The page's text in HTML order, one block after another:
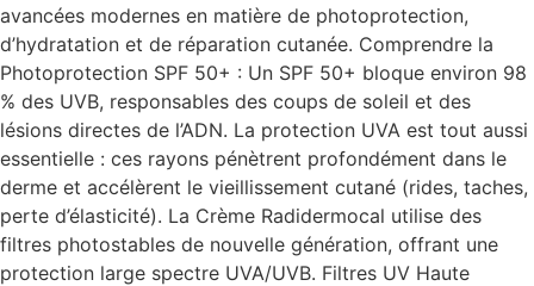
avancées modernes en matière de photoprotection,
d’hydratation et de réparation cutanée. Comprendre la
Photoprotection SPF 50+ : Un SPF 50+ bloque environ 98
% des UVB, responsables des coups de soleil et des
lésions directes de l’ADN. La protection UVA est tout aussi
essentielle : ces rayons pénètrent profondément dans le
derme et accélèrent le vieillissement cutané (rides, taches,
perte d’élasticité). La Crème Radidermocal utilise des
filtres photostables de nouvelle génération, offrant une
protection large spectre UVA/UVB. Filtres UV Haute